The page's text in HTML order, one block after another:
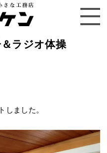
ラジオ体操
しました。